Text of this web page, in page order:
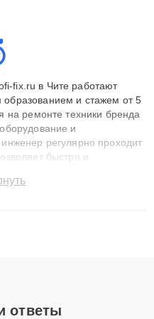
fix.ru в Чите работают
и стажем от 5
на ремонте техники бренда
и
регулярно проходит
быстро и
мастера решают
ответы